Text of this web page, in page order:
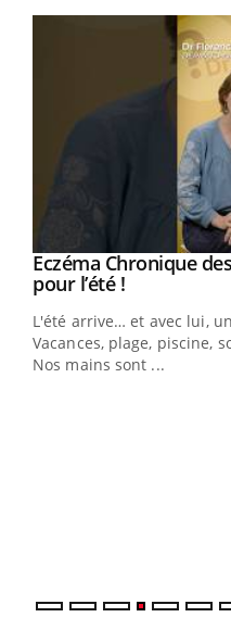
Youtube
Eczéma Chronique
pour l’été !Youtube
L'été arrive… et avec lui,
Vacances, plage, piscine,
Nos mains sont ...